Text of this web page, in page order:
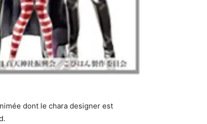
dont le chara designer est